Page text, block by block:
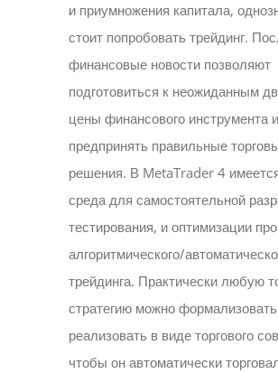
и приумножения капитала,
стоит попробовать трейдинг.
финансовые новости позволяют
подготовиться к неожиданным
цены финансового инструмента и
предпринять правильные
решения. В MetaTrader 4
среда для самостоятельной
тестирования, и оптимизации
алгоритмического/
трейдинга. Практически любую
стратегию можно
реализовать в виде торгового
чтобы он автоматически